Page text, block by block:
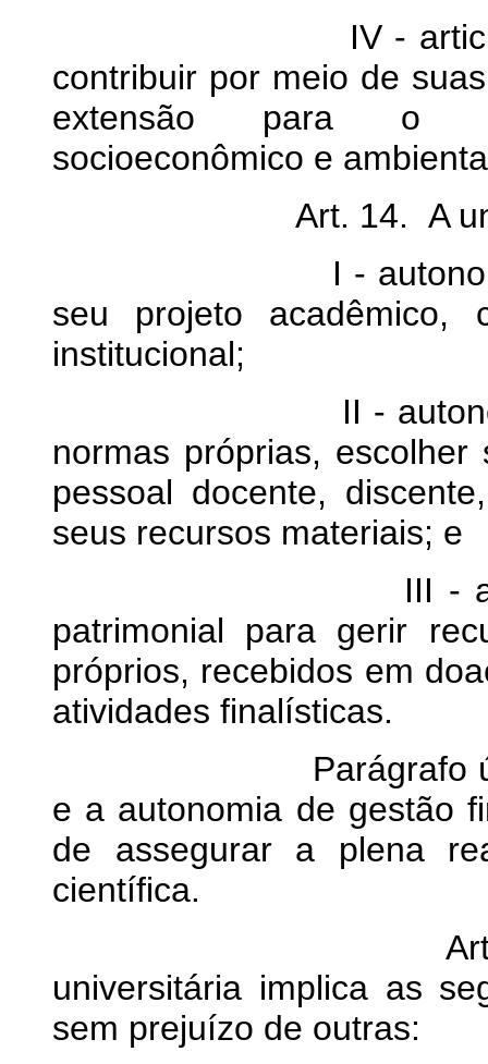
IV - articulação
contribuir por meio de
extensão para o
socioeconômico e
Art. 14. A
I - autonomia
seu projeto acadêmico,
institucional;
II - autonomia
normas próprias,
pessoal docente,
seus recursos materiais; e
III - autonomia
patrimonial para gerir
próprios, recebidos em
atividades finalísticas.
Parágrafo único. A
e a autonomia de gestão
de assegurar a plena
científica.
Art. 15. O
universitária implica as
sem prejuízo de outras: